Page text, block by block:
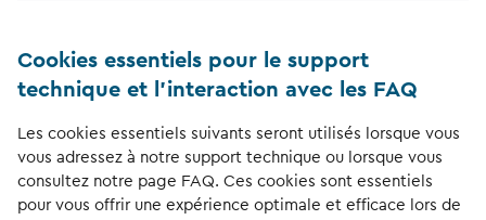
Cookies essentiels pour le support
technique et l’interaction avec les FAQ
Les cookies essentiels suivants seront utilisés lorsque vous
vous adressez à notre support technique ou lorsque vous
consultez notre page FAQ. Ces cookies sont essentiels
pour vous offrir une expérience optimale et efficace lors de